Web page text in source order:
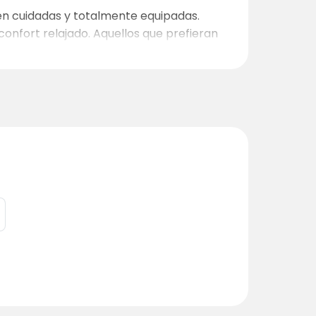
cuidadas y totalmente equipadas.
relajado. Aquellos que prefieran
pero fina gama de alojamientos